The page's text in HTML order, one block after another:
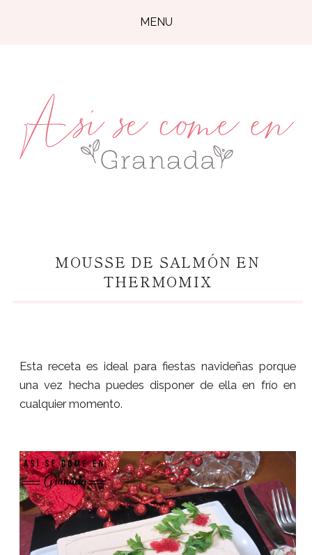
MENU
MOUSSE DE SALMÓN EN
THERMOMIX
Esta receta es ideal para fiestas navideñas porque
una vez hecha puedes disponer de ella en frío en
cualquier momento.